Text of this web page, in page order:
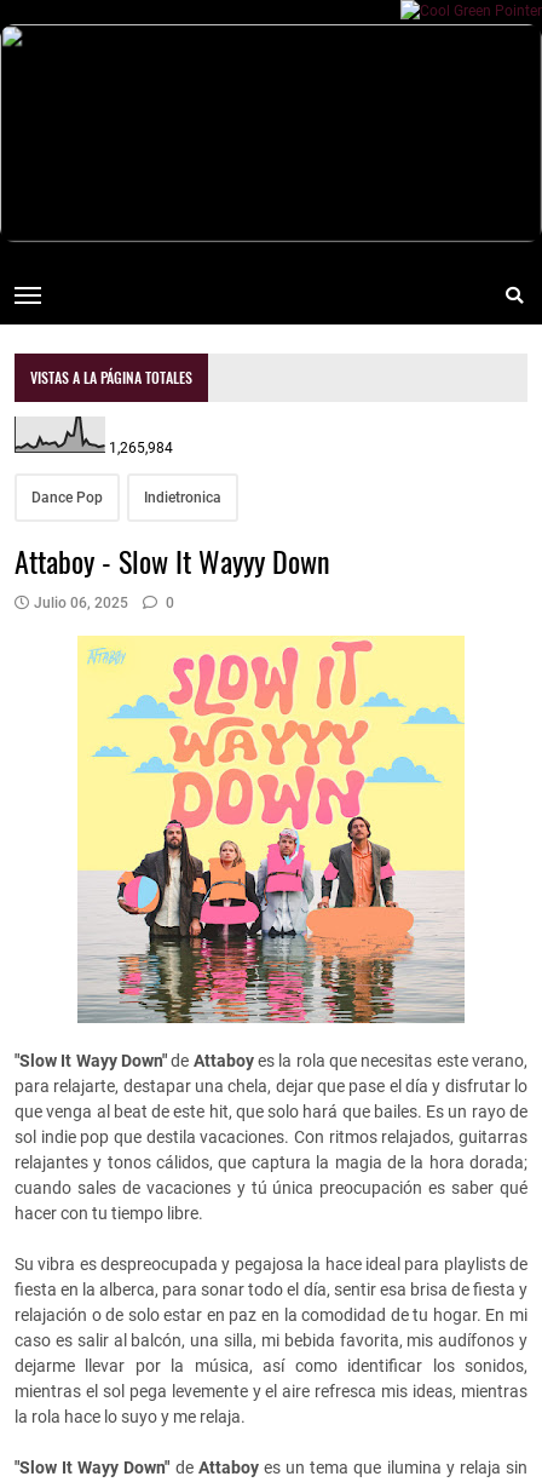
VISTAS A LA PÁGINA TOTALES
1,265,984
Dance Pop Indietronica
Attaboy - Slow It Wayyy Down
Julio 06, 2025 0
"Slow It Wayy Down"de Attaboyes la rola que necesitas este verano,
para relajarte, destapar una chela, dejar que pase el día y disfrutar lo
que venga al beat de este hit, que solo hará que bailes. Es un rayo de
sol indie pop que destila vacaciones. Con ritmos relajados, guitarras
relajantes y tonos cálidos, que captura la magia de la hora dorada;
cuando sales de vacaciones y tú única preocupación es saber qué
hacer con tu tiempo libre.
Su vibra es despreocupada y pegajosa la hace ideal para playlists de
fiesta en la alberca, para sonar todo el día, sentir esa brisa de fiesta y
relajación o de solo estar en paz en la comodidad de tu hogar. En mi
caso es salir al balcón, una silla, mi bebida favorita, mis audífonos y
dejarme llevar por la música, así como identificar los sonidos,
mientras el sol pega levemente y el aire refresca mis ideas, mientras
la rola hace lo suyo y me relaja.
"Slow It Wayy Down" de Attaboy es un tema que ilumina y relaja sin